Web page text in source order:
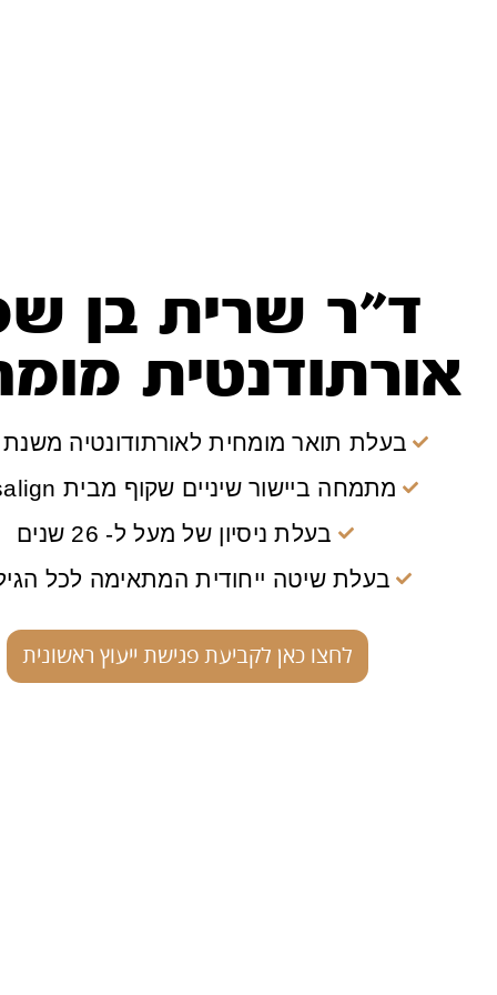
ד"ר שרית בן
אורתודנטית
בעלת תואר מומחית לאורתודונטיה משנת
מתמחה ביישור שיניים שקוף מבית Invisalign
בעלת ניסיון של מעל ל- 26 שנים
בעלת שיטה ייחודית המתאימה לכל
לחצו כאן לקביעת פגישת ייעוץ ראשונית